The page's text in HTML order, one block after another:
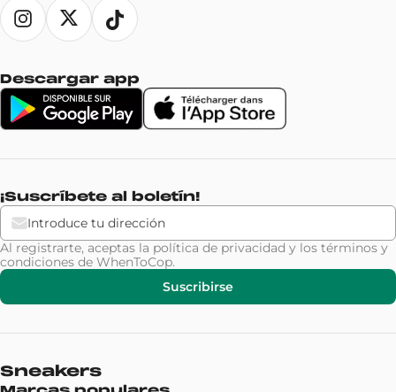
Descargar app
¡Suscríbete al boletín!
Al registrarte, aceptas la política de privacidad y los términos y
condiciones de WhenToCop.
Suscribirse
Sneakers